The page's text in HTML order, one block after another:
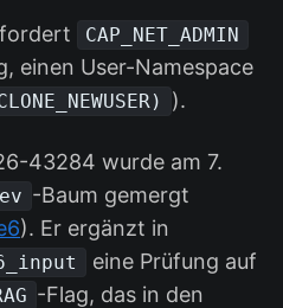
CAP_NET_ADMIN
einen User-Namespace
).
43284 wurde am 7.
-Baum gemergt
). Er ergänzt in
eine Prüfung auf
-Flag, das in den